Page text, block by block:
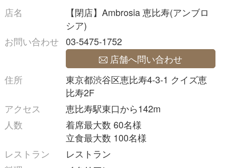
店名
【閉店】Ambrosia 恵比寿(アンブロ
シア)
お問い合わせ 03-5475-1752
店舗へ問い合わせ
住所
東京都渋谷区恵比寿4-3-1 クイズ恵
比寿2F
アクセス
恵比寿駅東口から142m
人数
着席最大数 60名様
立食最大数 100名様
レストラン
レストラン